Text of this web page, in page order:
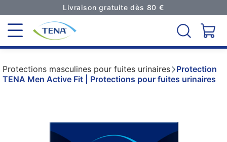
Livraison gratuite dès 80 €
Protections masculines pour fuites urinaires
Protection
TENA Men Active Fit | Protections pour fuites urinaires